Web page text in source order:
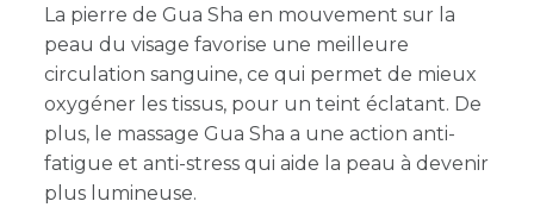
La pierre de Gua Sha en mouvement sur la
peau du visage favorise une meilleure
circulation sanguine, ce qui permet de mieux
oxygéner les tissus, pour un teint éclatant. De
plus, le massage Gua Sha a une action anti-
fatigue et anti-stress qui aide la peau à devenir
plus lumineuse.